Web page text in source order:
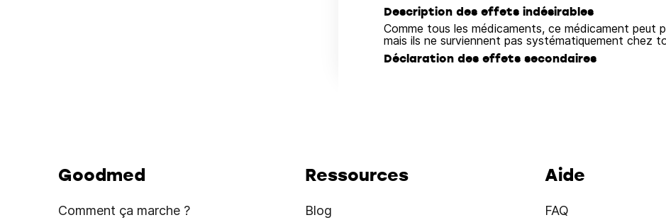
Description des effets indésirables
Comme tous les médicaments, ce médicament peut
mais ils ne surviennent pas systématiquement chez
Déclaration des effets secondaires
Goodmed
Comment ça marche ?
Ressources
Blog
Aide
FAQ